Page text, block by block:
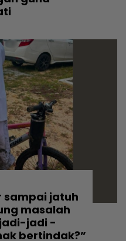
sampai jatuh
masalah
jadi -
bertindak?”